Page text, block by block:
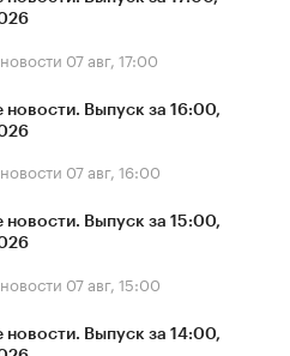
07 авг, 17:00
новости. Выпуск за 16:00,
07 авг, 16:00
новости. Выпуск за 15:00,
07 авг, 15:00
новости. Выпуск за 14:00,